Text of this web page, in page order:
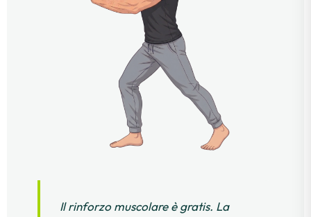
Il rinforzo muscolare è gratis. La